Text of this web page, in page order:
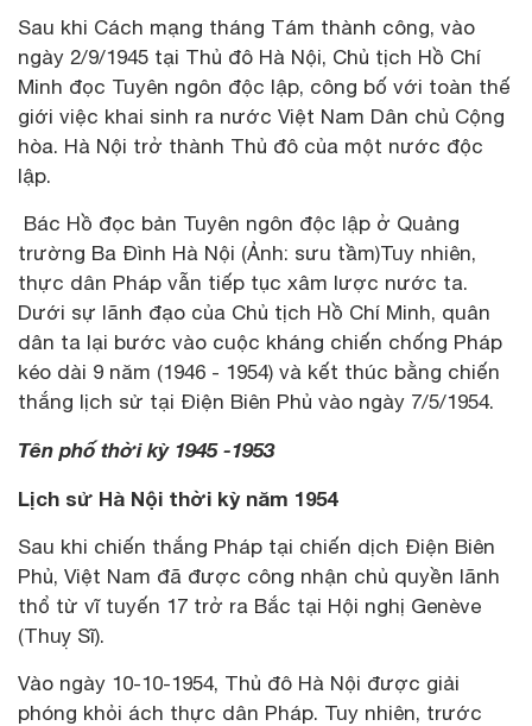
Sau khi Cách mạng tháng Tám thành công, vào
ngày 2/9/1945 tại Thủ đô Hà Nội, Chủ tịch Hồ Chí
Minh đọc Tuyên ngôn độc lập, công bố với toàn thế
giới việc khai sinh ra nước Việt Nam Dân chủ Cộng
hòa. Hà Nội trở thành Thủ đô của một nước độc
lập.
Bác Hồ đọc bản Tuyên ngôn độc lập ở Quảng
trường Ba Đình Hà Nội (Ảnh: sưu tầm)Tuy nhiên,
thực dân Pháp vẫn tiếp tục xâm lược nước ta.
Dưới sự lãnh đạo của Chủ tịch Hồ Chí Minh, quân
dân ta lại bước vào cuộc kháng chiến chống Pháp
kéo dài 9 năm (1946 - 1954) và kết thúc bằng chiến
thắng lịch sử tại Điện Biên Phủ vào ngày 7/5/1954.
Tên phố thời kỳ 1945 -1953
Lịch sử Hà Nội thời kỳ năm 1954
Sau khi chiến thắng Pháp tại chiến dịch Điện Biên
Phủ, Việt Nam đã được công nhận chủ quyền lãnh
thổ từ vĩ tuyến 17 trở ra Bắc tại Hội nghị Genève
(Thuỵ Sĩ).
Vào ngày 10-10-1954, Thủ đô Hà Nội được giải
phóng khỏi ách thực dân Pháp. Tuy nhiên, trước